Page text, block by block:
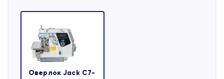
Оверлок Jack C7-